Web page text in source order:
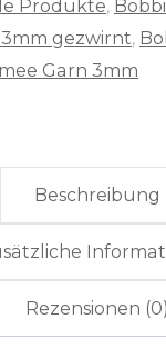
Produkte,
gezwirnt,
Garn 3mm
Beschreibung
Rezensionen (0)